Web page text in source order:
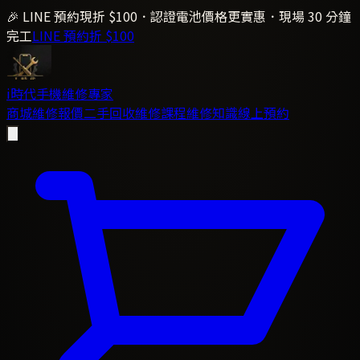
🎉 LINE 預約現折 $100．認證電池價格更實惠．現場 30 分鐘
完工LINE 預約折 $100
i時代手機維修專家
商城維修報價二手回收維修課程維修知識線上預約